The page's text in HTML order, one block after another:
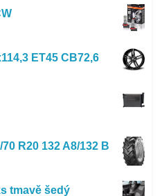
ET45 CB72,6
R20 132 A8/132 B
tmavě šedý